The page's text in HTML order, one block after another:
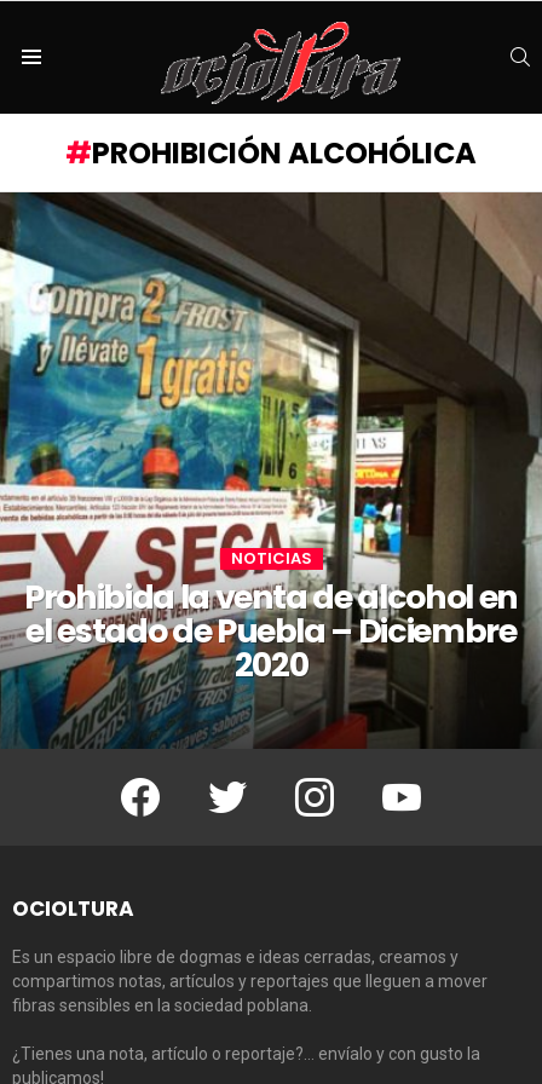
PROHIBICIÓN ALCOHÓLICA
NOTICIAS
Prohibida la venta de alcohol en
el estado de Puebla – Diciembre
2020
Facebook Twitter Instagram Youtube
OCIOLTURA
Es un espacio libre de dogmas e ideas cerradas, creamos y
compartimos notas, artículos y reportajes que lleguen a mover
fibras sensibles en la sociedad poblana.
¿Tienes una nota, artículo o reportaje?… envíalo y con gusto la
publicamos!